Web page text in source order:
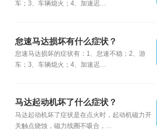
车；3、车辆熄火；4、加速迟...
怠速马达损坏有什么症状？
怠速马达损坏的症状有：1、怠速不稳；2、游
车；3、车辆熄火；4、加速迟...
马达起动机坏了什么症状？
马达起动机坏了症状是在点火时，起动机磁力开
关触点烧蚀，磁力线圈不吸合，...